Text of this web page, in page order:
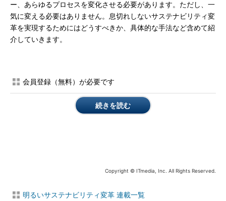
ー、あらゆるプロセスを変化させる必要があります。ただし、一
気に変える必要はありません。息切れしないサステナビリティ変
革を実現するためにはどうすべきか、具体的な手法など含めて紹
介していきます。
会員登録（無料）が必要です
続きを読む
Copyright © ITmedia, Inc. All Rights Reserved.
明るいサステナビリティ変革 連載一覧